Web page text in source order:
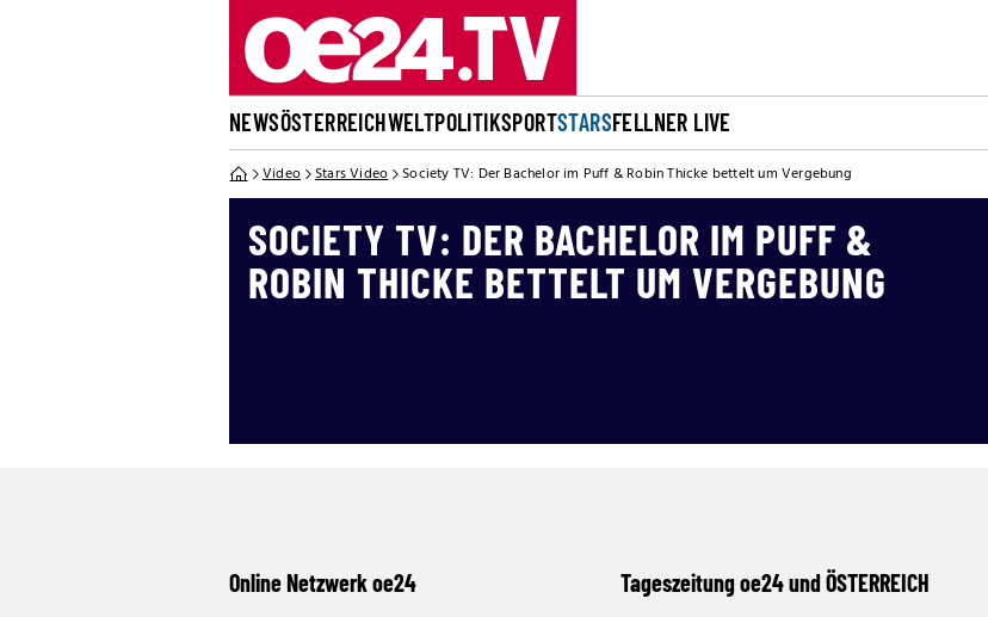
NEWSÖSTERREICHWELTPOLITIKSPORTSTARSFELLNER LIVE
Video Stars Video Society TV: Der Bachelor im Puff & Robin Thicke bettelt um Vergebung
SOCIETY TV: DER BACHELOR IM PUFF &
ROBIN THICKE BETTELT UM VERGEBUNG
Online Netzwerk oe24 Tageszeitung oe24 und ÖSTERREICH